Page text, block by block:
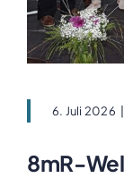
6. Juli 2026
8mR-